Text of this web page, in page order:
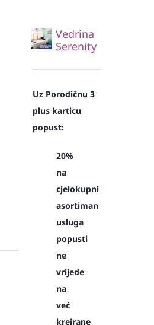
Vedrina
Serenity
Uz Porodičnu 3
plus karticu
popust:
20%
na
cjelokupni
asortiman
usluga
popusti
ne
vrijede
na
već
kreirane